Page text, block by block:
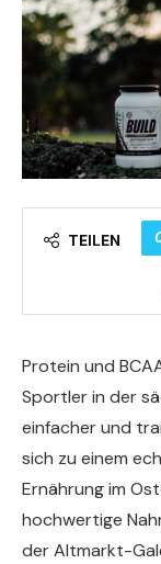
TEILEN
Protein und
Sportler in der
einfacher und
sich zu einem
Ernährung im
hochwertige
der Altmarkt-